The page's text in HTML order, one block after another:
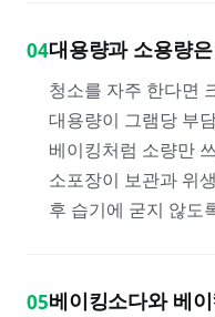
04대용량과 소용량
청소를 자주 한다면
대용량이 그램당 부
베이킹처럼 소량만
소포장이 보관과 위
후 습기에 굳지 않도
05베이킹소다와 베